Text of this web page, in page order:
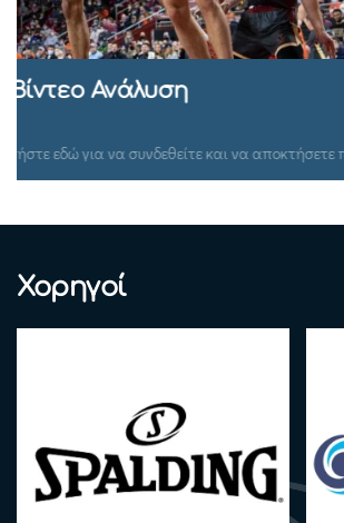
Ομιλίες Σεμιναρίων
Πατήστε εδώ για να συνδεθείτε και να
Χορηγοί